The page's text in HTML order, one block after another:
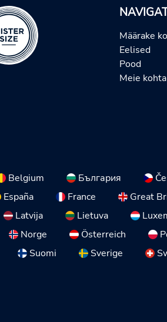
Määrake
Eelised
Pood
Meie kohta
Belgium България
España
France Great
Latvija
Lietuva
Norge
Österreich
Suomi
Sverige